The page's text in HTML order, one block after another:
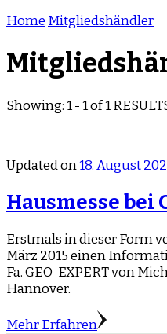
Home Mitgliedshändler
Showing: 1 - 1 of 1
Updated on18. August
Hausmesse bei
Erstmals in dieser Form
März 2015 einen
Fa. GEO-EXPERT von
Hannover.
Mehr Erfahren